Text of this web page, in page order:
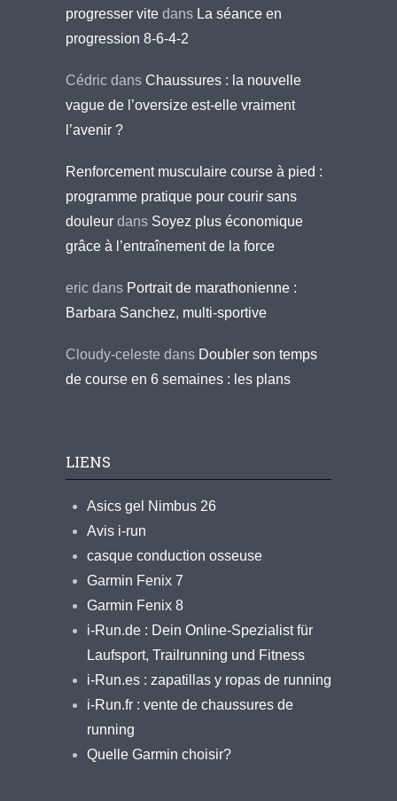
progresser vite dans La séance en
progression 8-6-4-2
Cédric dans Chaussures : la nouvelle
vague de l’oversize est-elle vraiment
l’avenir ?
Renforcement musculaire course à pied :
programme pratique pour courir sans
douleur dans Soyez plus économique
grâce à l’entraînement de la force
eric dans Portrait de marathonienne :
Barbara Sanchez, multi-sportive
Cloudy-celeste dans Doubler son temps
de course en 6 semaines : les plans
LIENS
Asics gel Nimbus 26
Avis i-run
casque conduction osseuse
Garmin Fenix 7
Garmin Fenix 8
i-Run.de : Dein Online-Spezialist für
Laufsport, Trailrunning und Fitness
i-Run.es : zapatillas y ropas de running
i-Run.fr : vente de chaussures de
running
Quelle Garmin choisir?